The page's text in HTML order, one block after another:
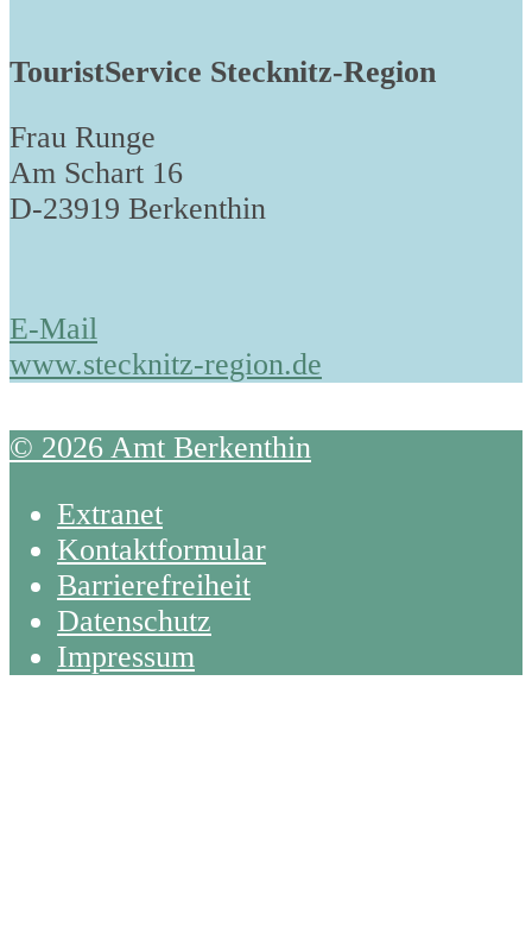
TouristService Stecknitz-Region
Frau Runge
Am Schart 16
D-23919 Berkenthin
E-Mail
www.stecknitz-region.de
© 2026 Amt Berkenthin
Extranet
Kontaktformular
Barrierefreiheit
Datenschutz
Impressum